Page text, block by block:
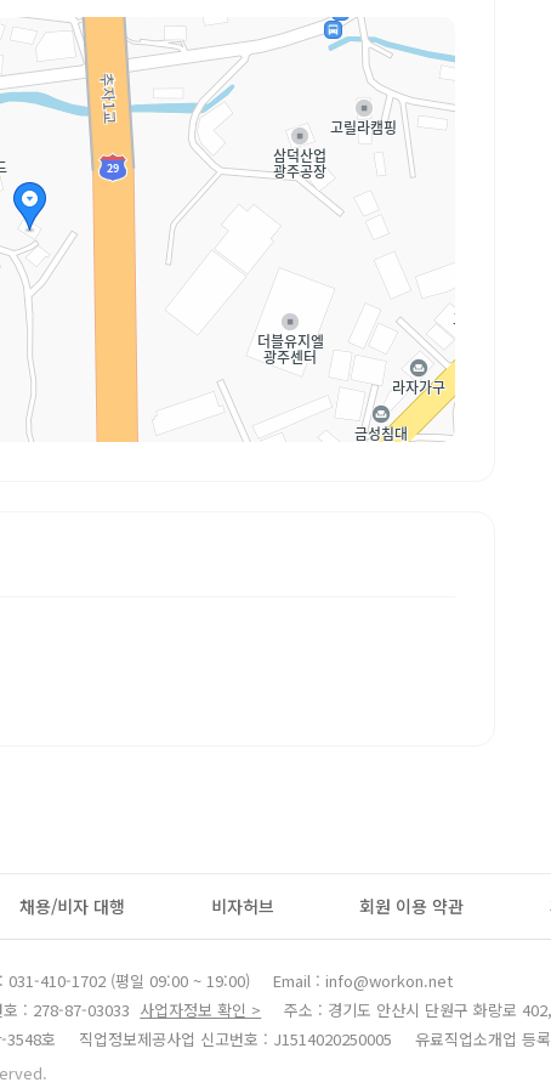
채용/비자 대행 비자허브 회원 이용 약관
031-410-1702 (평일 09:00 ~ 19:00)
Email : info@workon.net
호 : 278-87-03033 사업자정보 확인 >
주소 : 경기도 안산시 단원구 화랑로
3548호
직업정보제공사업 신고번호 : J1514020250005
유료직업소개업 등